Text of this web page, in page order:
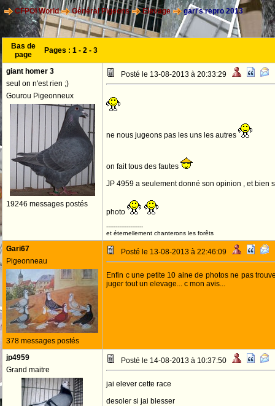
CFPOI World Général Pigeons Elevage gari's repro 2013
Bas de
page
Pages : 1 - 2 - 3
giant homer 3
seul on n'est rien ;)
Gourou Pigeonneux
19246 messages postés
Posté le 13-08-2013 à 20:33:29
ne nous jugeons pas les uns les autres
on fait tous des fautes
JP 4959 a seulement donné son opinion , et bien
photo
--------------------
et éternellement chanterons les forêts
Gari67
Pigeonneau
378 messages postés
Posté le 13-08-2013 à 22:46:09
Enfin c une petite 10 aine de photos ne pas
juger tout un elevage... c mon avis...
jp4959
Grand maitre
Posté le 14-08-2013 à 10:37:50
jai elever cette race
desoler si jai blesser